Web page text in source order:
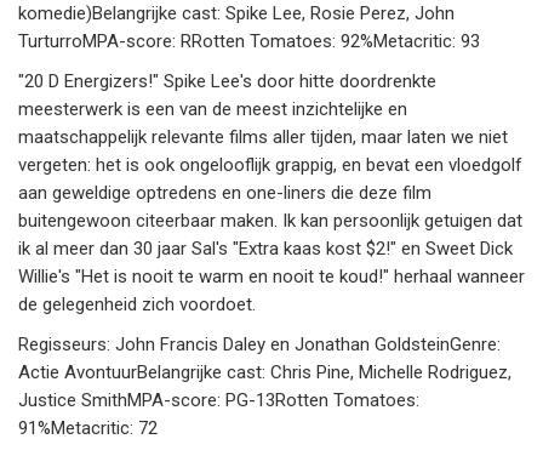
komedie)Belangrijke cast: Spike Lee, Rosie Perez, John
TurturroMPA-score: RRotten Tomatoes: 92%Metacritic: 93
"20 D Energizers!" Spike Lee's door hitte doordrenkte
meesterwerk is een van de meest inzichtelijke en
maatschappelijk relevante films aller tijden, maar laten we niet
vergeten: het is ook ongelooflijk grappig, en bevat een vloedgolf
aan geweldige optredens en one-liners die deze film
buitengewoon citeerbaar maken. Ik kan persoonlijk getuigen dat
ik al meer dan 30 jaar Sal's "Extra kaas kost $2!" en Sweet Dick
Willie's "Het is nooit te warm en nooit te koud!" herhaal wanneer
de gelegenheid zich voordoet.
Regisseurs: John Francis Daley en Jonathan GoldsteinGenre:
Actie AvontuurBelangrijke cast: Chris Pine, Michelle Rodriguez,
Justice SmithMPA-score: PG-13Rotten Tomatoes:
91%Metacritic: 72